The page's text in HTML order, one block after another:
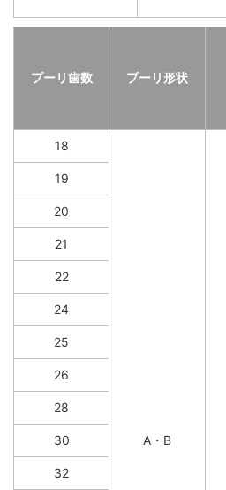
プーリ歯数 プーリ形状
18
A・B
19
20
21
22
24
25
26
28
30
32